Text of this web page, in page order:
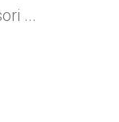
...